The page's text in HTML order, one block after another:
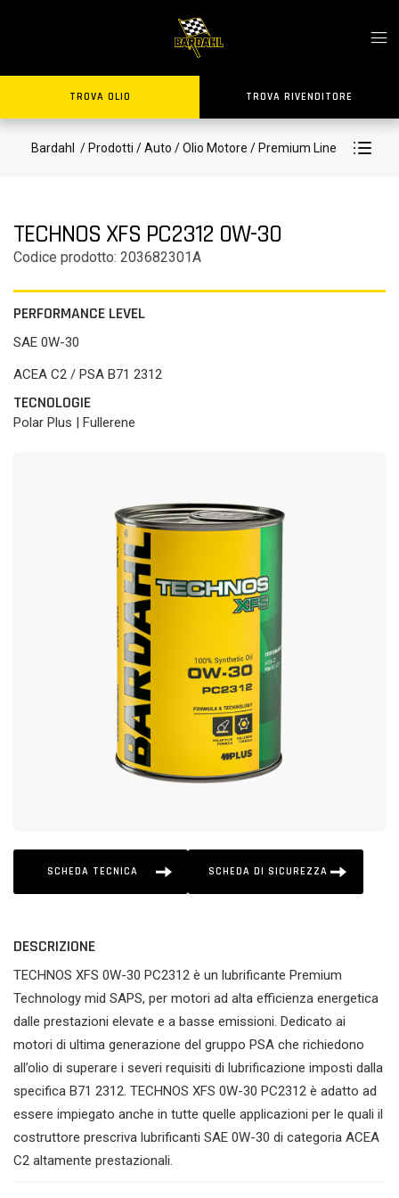
TROVA OLIO TROVA RIVENDITORE
Bardahl / Prodotti / Auto / Olio Motore / Premium Line
TECHNOS XFS PC2312 0W-30
Codice prodotto: 203682301A
PERFORMANCE LEVEL
SAE 0W-30
ACEA C2 / PSA B71 2312
TECNOLOGIE
Polar Plus | Fullerene
SCHEDA TECNICA SCHEDA DI SICUREZZA
DESCRIZIONE
TECHNOS XFS 0W-30 PC2312 è un lubrificante Premium
Technology mid SAPS, per motori ad alta efficienza energetica
dalle prestazioni elevate e a basse emissioni. Dedicato ai
motori di ultima generazione del gruppo PSA che richiedono
all’olio di superare i severi requisiti di lubrificazione imposti dalla
specifica B71 2312. TECHNOS XFS 0W-30 PC2312 è adatto ad
essere impiegato anche in tutte quelle applicazioni per le quali il
costruttore prescriva lubrificanti SAE 0W-30 di categoria ACEA
C2 altamente prestazionali.